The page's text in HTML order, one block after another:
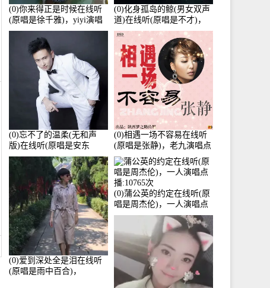
(0)你来得正是时候在线听
(原唱是徐千雅)，yiyi演唱
点播:21991次
(0)化身孤岛的鲸(男女双声
道)在线听(原唱是不才)，
HGBai演唱点播:19428次
(0)忘不了的温柔(无和声
版)在线听(原唱是安东
阳)，老九演唱点播:17392
次
(0)相遇一场不容易在线听
(原唱是张静)，老九演唱点
播:11453次
(0)爱到深处全是泪在线听
(原唱是雨中百合)，
(0)蒲公英的约定在线听(原
唱是周杰伦)，一人演唱点
播:10765次